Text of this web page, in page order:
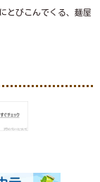
とびこんでくる、麺屋